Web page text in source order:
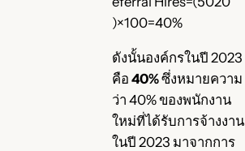
)×100=40%
ดังนั้นองค์กรในปี 2023
คือ 40%ซึ่งหมายความ
ว่า 40% ของพนักงาน
ใหม่ที่ได้รับการจ้างงาน
ในปี 2023 มาจากการ